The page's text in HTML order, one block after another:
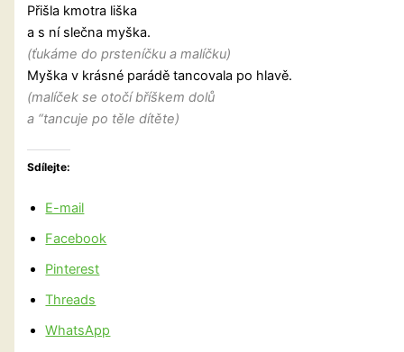
Přišla kmotra liška
a s ní slečna myška.
(ťukáme do prsteníčku a malíčku)
Myška v krásné parádě tancovala po hlavě.
(malíček se otočí bříškem dolů
a “tancuje po těle dítěte)
Sdílejte:
E-mail
Facebook
Pinterest
Threads
WhatsApp